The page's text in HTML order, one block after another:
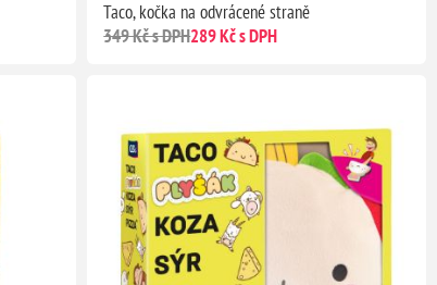
Taco, kočka na odvrácené straně
349 Kč s DPH289 Kč s DPH